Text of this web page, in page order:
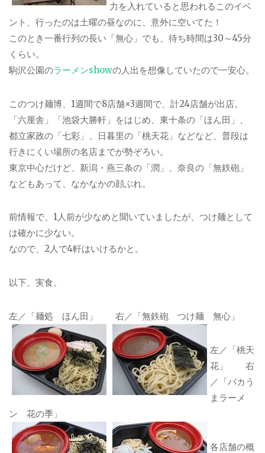
力を入れていると思われるこのイベ
ント、行ったのは土曜の昼なのに、意外に空いてた！
このとき一番行列の長い「無心」でも、待ち時間は30～45分
くらい。
駒沢公園のラーメンshowの人出を想像していたので一安心。
このつけ麺博、1週間で8店舗×3週間で、計24店舗が出店。
「六厘舎」「池袋大勝軒」をはじめ、東十条の「ほん田」、
都立家政の「七彩」、日暮里の「桃天花」などなど、普段は
行きにくい場所の名店までが勢ぞろい。
東京中心だけど、新潟・燕三条の「潤」、奈良の「無鉄砲」
などもあって、なかなかの顔ぶれ。
前情報で、1人前が少なめと聞いていましたが、つけ麺として
は確かに少ない。
なので、2人で4軒はいけるかと。
以下、実食。
左／「麺処 ほん田」 右／「無鉄砲 つけ麺 無心」
左／「桃天
花」 右
／「バカう
まラーメ
ン 花の季」
各店舗の概